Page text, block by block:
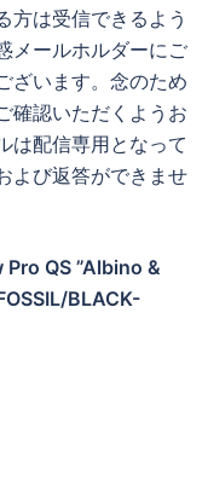
方は受信できるよう
メールホルダーにご
ざいます。念のため
確認いただくようお
は配信専用となって
よび返答ができませ
QS ”Albino &
BLACK-